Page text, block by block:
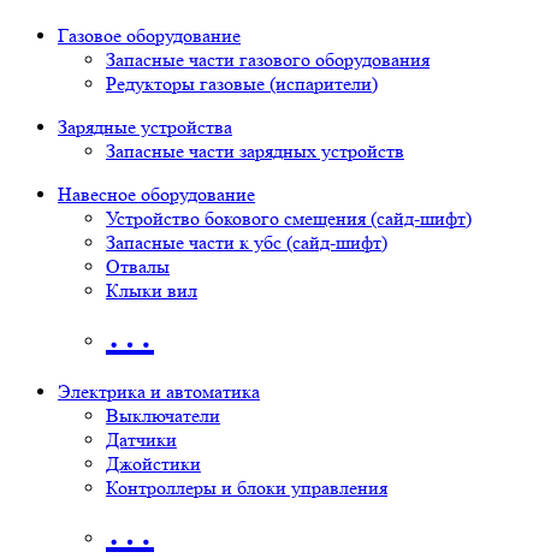
Газовое оборудование
Запасные части газового оборудования
Редукторы газовые (испарители)
Зарядные устройства
Запасные части зарядных устройств
Навесное оборудование
Устройство бокового смещения (сайд-шифт)
Запасные части к убс (сайд-шифт)
Отвалы
Клыки вил
…
Электрика и автоматика
Выключатели
Датчики
Джойстики
Контроллеры и блоки управления
…